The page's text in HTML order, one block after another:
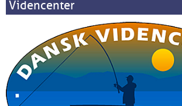
Videncenter